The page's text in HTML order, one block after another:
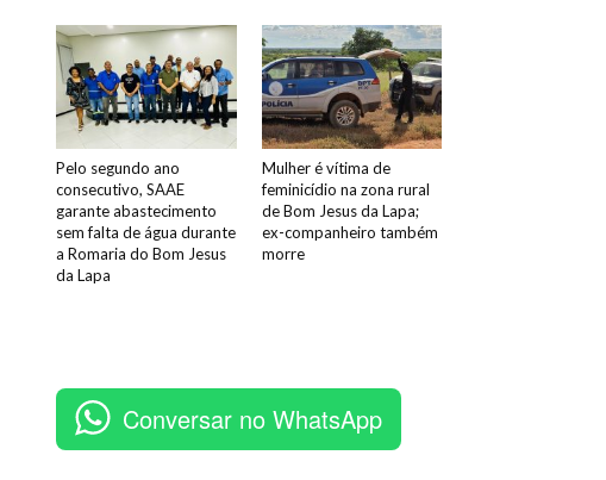
Pelo segundo ano
consecutivo, SAAE
garante abastecimento
sem falta de água durante
a Romaria do Bom Jesus
da Lapa
Mulher é vítima de
feminicídio na zona rural
de Bom Jesus da Lapa;
ex-companheiro também
morre
Conversar no WhatsApp